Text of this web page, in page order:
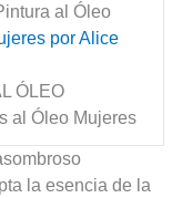
al Óleo
por Alice
ÓLEO
al Óleo Mujeres
la esencia de la